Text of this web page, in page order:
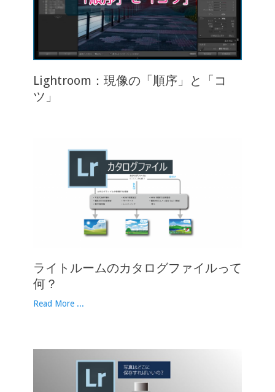
Lightroom：現像の「順序」と「コ
ツ」
ライトルームのカタログファイルって
何？
Read More ...